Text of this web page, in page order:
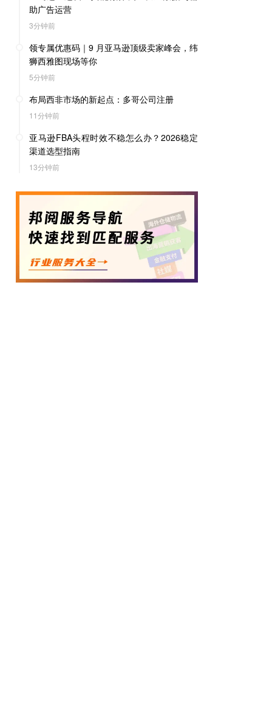
助广告运营
3分钟前
领专属优惠码｜9 月亚马逊顶级卖家峰会，纬
狮西雅图现场等你
5分钟前
布局西非市场的新起点：多哥公司注册
11分钟前
亚马逊FBA头程时效不稳怎么办？2026稳定
渠道选型指南
13分钟前